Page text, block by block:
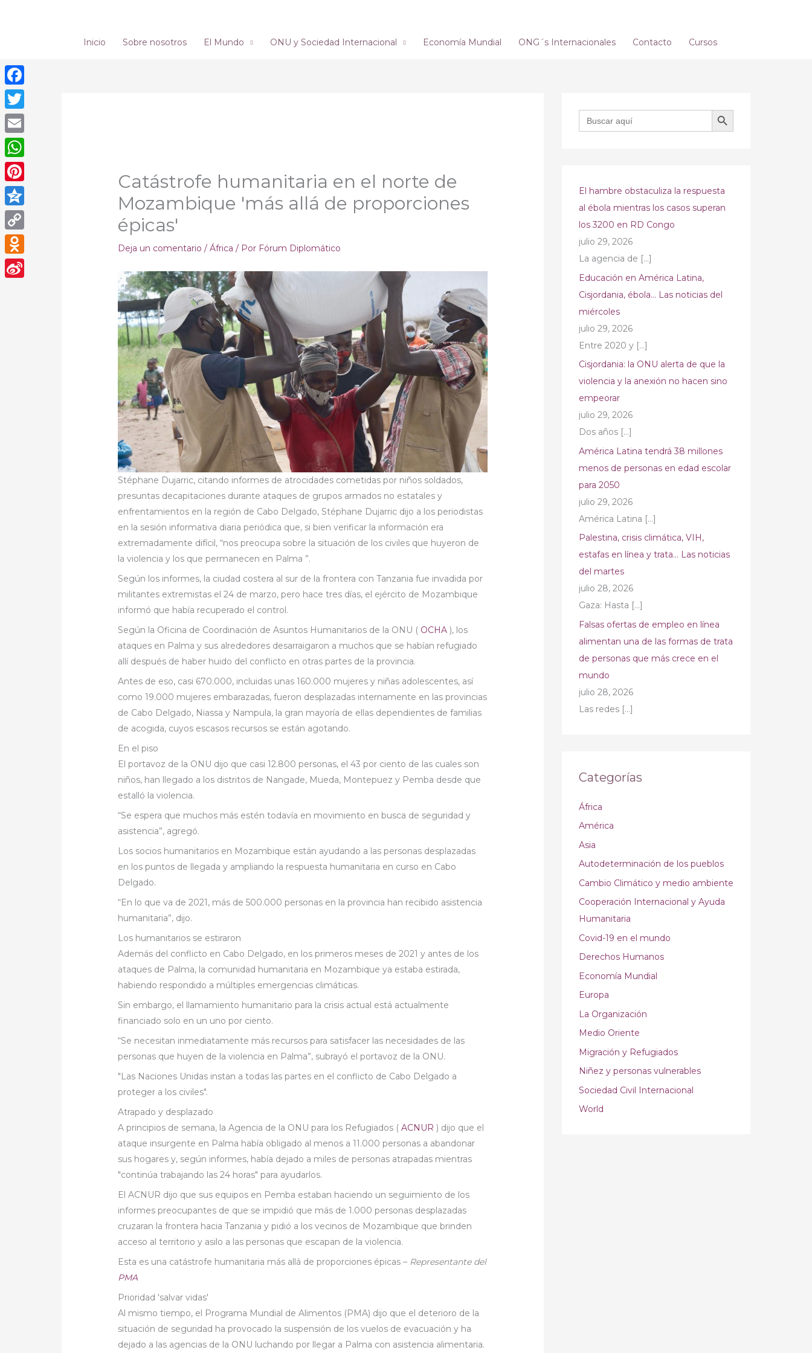
Inicio Sobre nosotros El Mundo ONU y Sociedad Internacional Economía Mundial ONG´s Internacionales Contacto Cursos
Catástrofe humanitaria en el norte de
Mozambique 'más allá de proporciones
épicas'
Deja un comentario /África / Por Fórum Diplomático
Stéphane Dujarric, citando informes de atrocidades cometidas por niños soldados,
presuntas decapitaciones durante ataques de grupos armados no estatales y
enfrentamientos en la región de Cabo Delgado, Stéphane Dujarric dijo a los periodistas
en la sesión informativa diaria periódica que, si bien verificar la información era
extremadamente difícil, “nos preocupa sobre la situación de los civiles que huyeron de
la violencia y los que permanecen en Palma ”.
Según los informes, la ciudad costera al sur de la frontera con Tanzania fue invadida por
militantes extremistas el 24 de marzo, pero hace tres días, el ejército de Mozambique
informó que había recuperado el control.
Según la Oficina de Coordinación de Asuntos Humanitarios de la ONU ( OCHA ), los
ataques en Palma y sus alrededores desarraigaron a muchos que se habían refugiado
allí después de haber huido del conflicto en otras partes de la provincia.
Antes de eso, casi 670.000, incluidas unas 160.000 mujeres y niñas adolescentes, así
como 19.000 mujeres embarazadas, fueron desplazadas internamente en las provincias
de Cabo Delgado, Niassa y Nampula, la gran mayoría de ellas dependientes de familias
de acogida, cuyos escasos recursos se están agotando.
En el piso
El portavoz de la ONU dijo que casi 12.800 personas, el 43 por ciento de las cuales son
niños, han llegado a los distritos de Nangade, Mueda, Montepuez y Pemba desde que
estalló la violencia.
“Se espera que muchos más estén todavía en movimiento en busca de seguridad y
asistencia”, agregó.
Los socios humanitarios en Mozambique están ayudando a las personas desplazadas
en los puntos de llegada y ampliando la respuesta humanitaria en curso en Cabo
Delgado.
“En lo que va de 2021, más de 500.000 personas en la provincia han recibido asistencia
humanitaria”, dijo.
Los humanitarios se estiraron
Además del conflicto en Cabo Delgado, en los primeros meses de 2021 y antes de los
ataques de Palma, la comunidad humanitaria en Mozambique ya estaba estirada,
habiendo respondido a múltiples emergencias climáticas.
Sin embargo, el llamamiento humanitario para la crisis actual está actualmente
financiado solo en un uno por ciento.
“Se necesitan inmediatamente más recursos para satisfacer las necesidades de las
personas que huyen de la violencia en Palma”, subrayó el portavoz de la ONU.
"Las Naciones Unidas instan a todas las partes en el conflicto de Cabo Delgado a
proteger a los civiles".
Atrapado y desplazado
A principios de semana, la Agencia de la ONU para los Refugiados (ACNUR ) dijo que el
ataque insurgente en Palma había obligado al menos a 11.000 personas a abandonar
sus hogares y, según informes, había dejado a miles de personas atrapadas mientras
"continúa trabajando las 24 horas" para ayudarlos.
El ACNUR dijo que sus equipos en Pemba estaban haciendo un seguimiento de los
informes preocupantes de que se impidió que más de 1.000 personas desplazadas
cruzaran la frontera hacia Tanzania y pidió a los vecinos de Mozambique que brinden
acceso al territorio y asilo a las personas que escapan de la violencia.
Esta es una catástrofe humanitaria más allá de proporciones épicas – Representante del
PMA
Prioridad 'salvar vidas'
Al mismo tiempo, el Programa Mundial de Alimentos (PMA) dijo que el deterioro de la
situación de seguridad ha provocado la suspensión de los vuelos de evacuación y ha
dejado a las agencias de la ONU luchando por llegar a Palma con asistencia alimentaria.
Buscar: BOTÓN DE BÚSQUEDA
El hambre obstaculiza la respuesta
al ébola mientras los casos superan
los 3200 en RD Congo
julio 29, 2026
La agencia de […]
Educación en América Latina,
Cisjordania, ébola… Las noticias del
miércoles
julio 29, 2026
Entre 2020 y […]
Cisjordania: la ONU alerta de que la
violencia y la anexión no hacen sino
empeorar
julio 29, 2026
Dos años […]
América Latina tendrá 38 millones
menos de personas en edad escolar
para 2050
julio 29, 2026
América Latina […]
Palestina, crisis climática, VIH,
estafas en línea y trata… Las noticias
del martes
julio 28, 2026
Gaza: Hasta […]
Falsas ofertas de empleo en línea
alimentan una de las formas de trata
de personas que más crece en el
mundo
julio 28, 2026
Las redes […]
Categorías
África
América
Asia
Autodeterminación de los pueblos
Cambio Climático y medio ambiente
Cooperación Internacional y Ayuda
Humanitaria
Covid-19 en el mundo
Derechos Humanos
Economía Mundial
Europa
La Organización
Medio Oriente
Migración y Refugiados
Niñez y personas vulnerables
Sociedad Civil Internacional
World
Facebook
Twitter
Email
WhatsApp
Pinterest
Qzone
Copy
Link
Odnoklassniki